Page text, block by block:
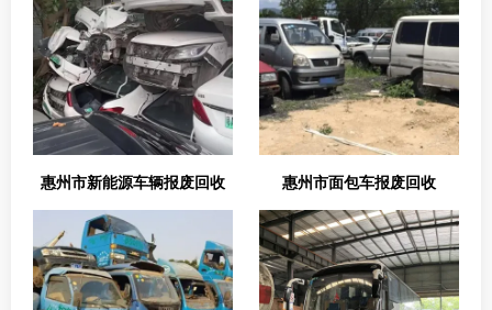
惠州市新能源车辆报废回收 惠州市面包车报废回收